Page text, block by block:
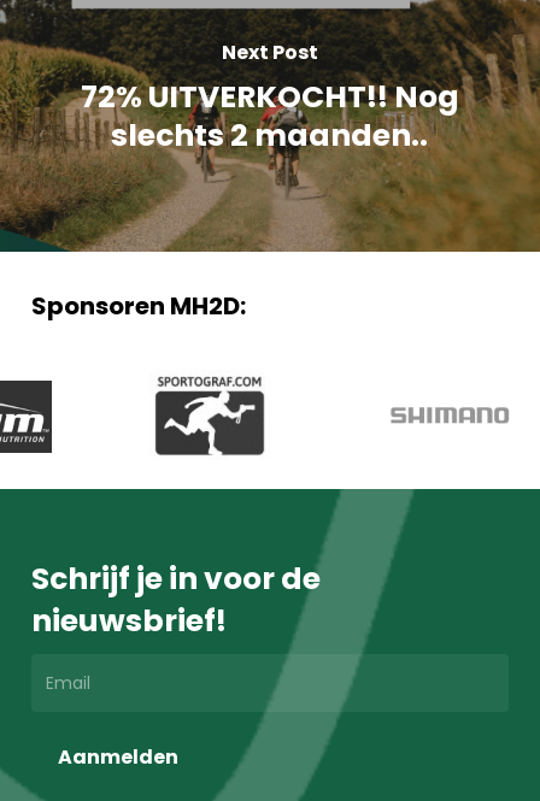
Next Post
72% UITVERKOCHT!! Nog
slechts 2 maanden..
Sponsoren MH2D:
Schrijf je in voor de
nieuwsbrief!
Aanmelden